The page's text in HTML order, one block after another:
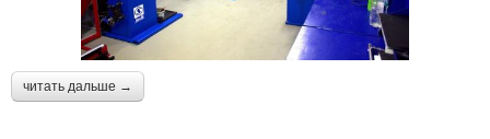
читать дальше →